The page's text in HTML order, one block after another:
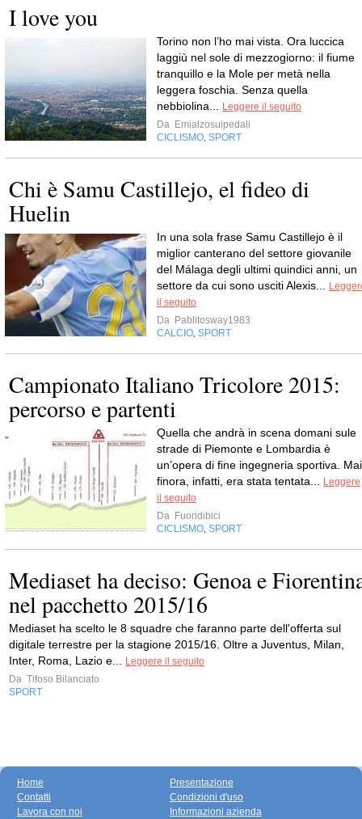
I love you
Torino non l’ho mai vista. Ora luccica
laggiù nel sole di mezzogiorno: il fiume
tranquillo e la Mole per metà nella
leggera foschia. Senza quella
nebbiolina...
Leggere il seguito
Da Emialzosuipedali
CICLISMO SPORT
Chi è Samu Castillejo, el fideo di
Huelin
In una sola frase Samu Castillejo è il
miglior canterano del settore giovanile
del Málaga degli ultimi quindici anni, un
settore da cui sono usciti Alexis...
il seguito
Da Pablitosway1983
CALCIO SPORT
Campionato Italiano Tricolore 2015:
percorso e partenti
Quella che andrà in scena domani sule
strade di Piemonte e Lombardia è
un’opera di fine ingegneria sportiva. Mai
finora, infatti, era stata tentata...
Leggere
il seguito
Da Fuoridibici
CICLISMO SPORT
Mediaset ha deciso: Genoa e
nel pacchetto 2015/16
Mediaset ha scelto le 8 squadre che faranno parte dell'offerta sul
digitale terrestre per la stagione 2015/16. Oltre a Juventus, Milan,
Inter, Roma, Lazio e...
Leggere il seguito
Da Tifoso Bilanciato
SPORT
Home
Contatti
Lavora con noi
Presentazione
Condizioni d'uso
Informazioni azienda